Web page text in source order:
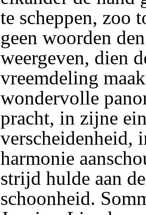
te scheppen, zoo
geen woorden
weergeven, dien
vreemdeling
wondervolle
pracht, in zijne
verscheidenheid,
harmonie
strijd hulde aan
schoonheid.